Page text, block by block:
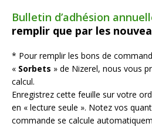
Bulletin d’adhésion
remplir que par les
* Pour remplir les bons de
« Sorbets » de Nizerel, nous vous
calcul.
Enregistrez cette feuille sur votre
en « lecture seule ». Notez vos
commande se calcule